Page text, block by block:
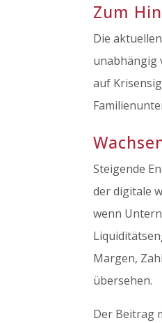
Zum
Die
unabhängig
auf
Steigende
der digitale
wenn
Margen,
übersehen.
Der Beitrag